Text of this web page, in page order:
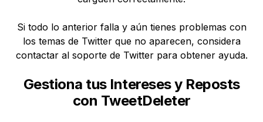
Si todo lo anterior falla y aún tienes problemas con
los temas de Twitter que no aparecen, considera
contactar al soporte de Twitter para obtener ayuda.
Gestiona tus Intereses y Reposts
con TweetDeleter